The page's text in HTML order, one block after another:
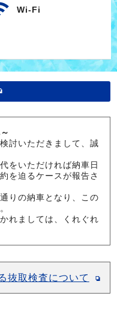
Wi-Fi
討いただきまして、誠
をいただければ納車日
を迫るケースが報告さ
りの納車となり、この
れましては、くれぐれ
抜取検査について